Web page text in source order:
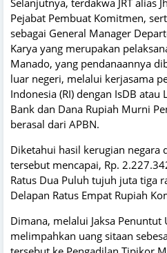
Pejabat Pembuat Komitmen,
sebagai General Manager
Karya yang merupakan
Manado, yang pendanaannya
luar negeri, melalui kerjasama
Indonesia (RI) dengan IsDB
Bank dan Dana Rupiah Murni
berasal dari APBN.
Diketahui hasil kerugian negara
tersebut mencapai, Rp.
Ratus Dua Puluh tujuh juta tiga
Delapan Ratus Empat Rupiah
Dimana, melalui Jaksa Penuntut
melimpahkan uang sitaan